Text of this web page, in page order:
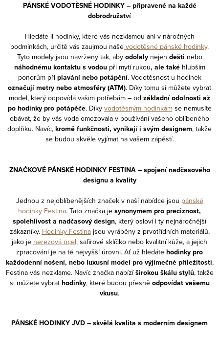
PÁNSKÉ VODOTĚSNÉ HODINKY – připravené na každé
dobrodružství
Hledáte-li hodinky, které vás nezklamou ani v náročných
podmínkách, určitě vás zaujmou naše vodotěsné pánské hodinky.
Tyto modely jsou navrženy tak, aby odolaly nejen dešti nebo
náhodnému kontaktu s vodou při mytí rukou, ale také hlubším
ponorům připlavání nebo potápění. Vodotěsnost u hodinek
označují metry nebo atmosféry (ATM). Díky tomu si můžete vybrat
model, který odpovídá vašim potřebám – od základní odolnosti až
po hodinky pro potápěče. Díky vodotěsným hodinkámse nemusíte
obávat, že by vás voda omezovala v používání vašeho oblíbeného
doplňku. Navíc, kromě funkčnosti, vynikají i svým designem, takže
se budou skvěle vyjímat na vašem zápěstí.
ZNAČKOVÉ PÁNSKÉ HODINKY FESTINA – spojení nadčasového
designu a kvality
Jednou z nejoblíbenějších značek v naší nabídce jsou pánské
hodinky Festina. Tato značka je synonymem pro preciznost,
spolehlivost a nadčasový design, který osloví i ty nejnáročnější
zákazníky. Hodinky Festinajsou vyráběny z prvotřídních materiálů,
jako je nerezová ocel, safírové sklíčko nebo kvalitní kůže, a jejich
zpracování je na té nejvyšší úrovni. Ať už hledáte hodinky pro
každodenní nošení, nebo luxusní model pro výjimečné příležitosti,
Festina vás nezklame. Navíc značka nabízíširokou škálu stylů, takže
si můžete vybrat hodinky, které budou přesně odpovídat vašemu
vkusu.
PÁNSKÉ HODINKY JVD – skvělá kvalita s moderním designem